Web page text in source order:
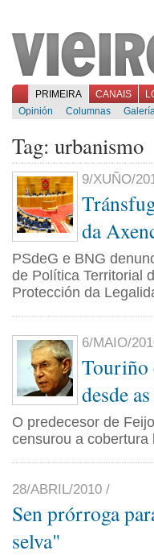
PRIMEIRA CANAIS
Opinión
Columnas
Tag: urbanismo
9/XUÑO/
da
PSdeG e BNG
de Política Territorial
Protección da
6/MAIO/
Touriño
desde
O predecesor de
censurou a
28/ABRIL/2010 /
Sen prórroga
selva"